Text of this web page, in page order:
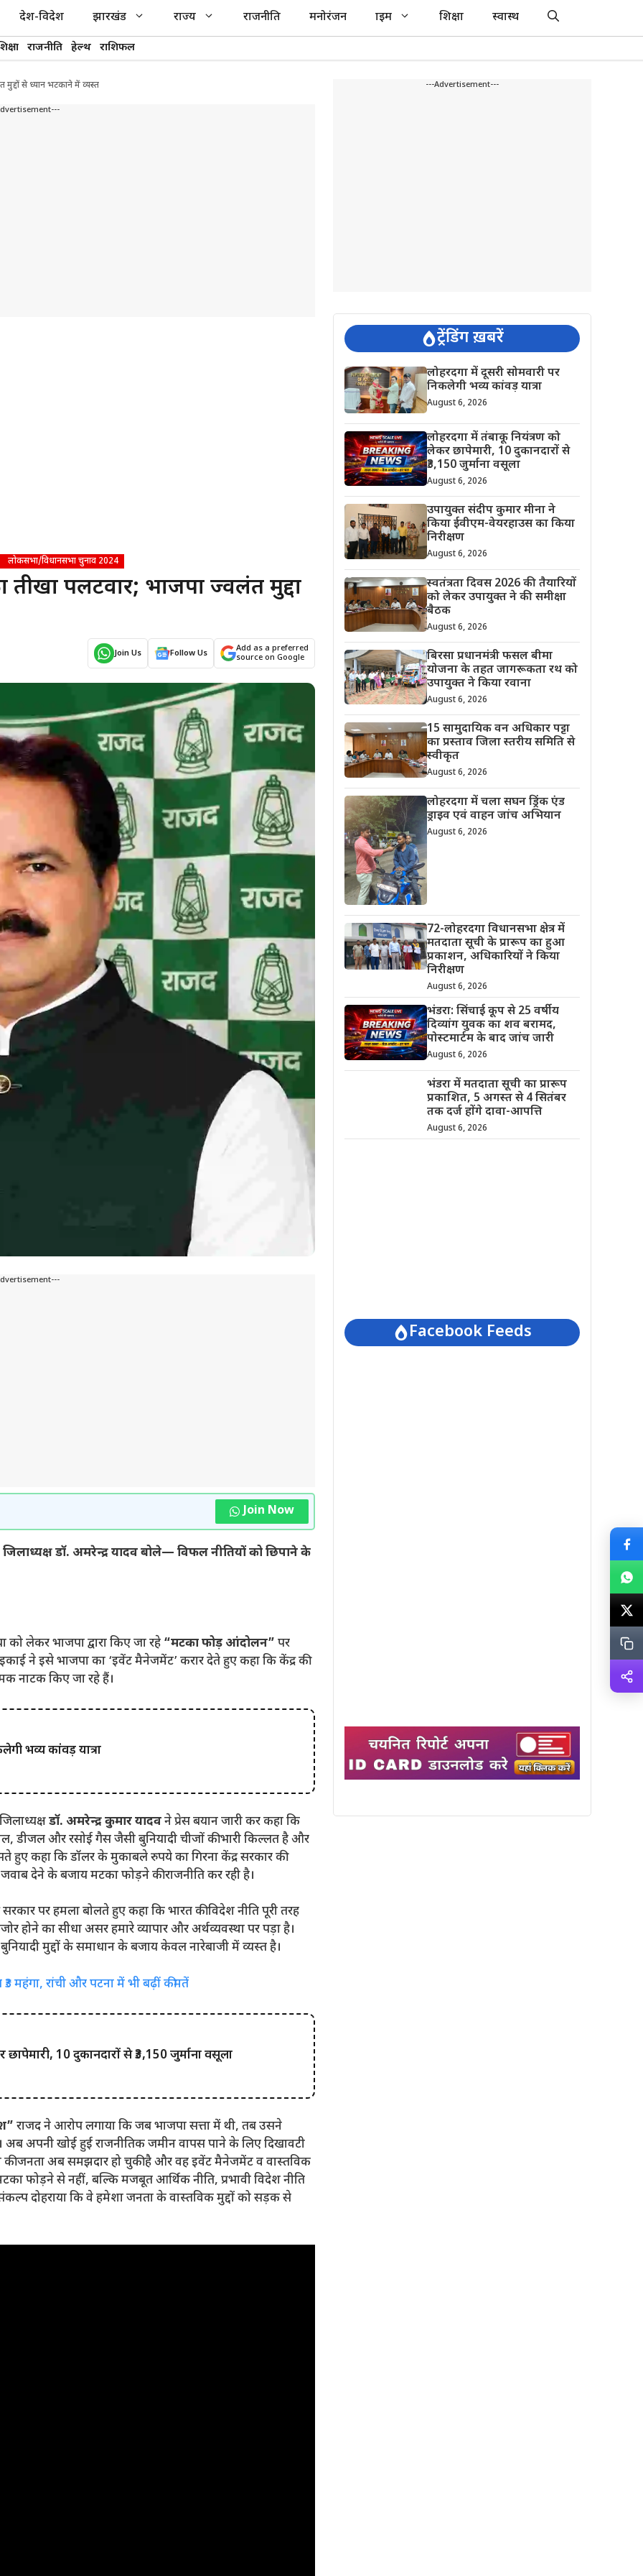
देश-विदेश झारखंड राज्य राजनीति मनोरंजन क्राइम शिक्षा स्वास्थ
राजनीति हेल्थ राशिफल
से ध्यान भटकाने में व्यस्त
लोकसभा/विधानसभा चुनाव 2024
पलटवार; भाजपा ज्वलंत मुद्दों
Join Us Follow Us
Add as a preferred
source on Google
Join Now
डॉ. अमरेन्द्र यादव बोले— विफल नीतियों को छिपाने के
लेकर भाजपा द्वारा किए जा रहे “मटका फोड़ आंदोलन” पर
इकाई ने इसे भाजपा का ‘इवेंट मैनेजमेंट’ करार देते हुए कहा कि केंद्र की
नाटक किए जा रहे हैं।
भव्य कांवड़ यात्रा
डॉ. अमरेन्द्र कुमार यादवने प्रेस बयान जारी कर कहा कि
डीजल और रसोई गैस जैसी बुनियादी चीजों की भारी किल्लत है और
हुए कहा कि डॉलर के मुकाबले रुपये का गिरना केंद्र सरकार की
देने के बजाय मटका फोड़ने की राजनीति कर रही है।
पर हमला बोलते हुए कहा कि भारत की विदेश नीति पूरी तरह
होने का सीधा असर हमारे व्यापार और अर्थव्यवस्था पर पड़ा है।
मुद्दों के समाधान के बजाय केवल नारेबाजी में व्यस्त है।
महंगा, रांची और पटना में भी बढ़ीं कीमतें
10 दुकानदारों से ₹3,150 जुर्माना वसूला
राजद ने आरोप लगाया कि जब भाजपा सत्ता में थी, तब उसने
अब अपनी खोई हुई राजनीतिक जमीन वापस पाने के लिए दिखावटी
की जनता अब समझदार हो चुकी है और वह इवेंट मैनेजमेंट व वास्तविक
फोड़ने से नहीं, बल्कि मजबूत आर्थिक नीति, प्रभावी विदेश नीति
दोहराया कि वे हमेशा जनता के वास्तविक मुद्दों को सड़क से
---Advertisement---
ट्रेंडिंग ख़बरें
लोहरदगा में दूसरी सोमवारी पर
निकलेगी भव्य कांवड़ यात्रा
August 6, 2026
लोहरदगा में तंबाकू नियंत्रण को
लेकर छापेमारी, 10 दुकानदारों से
₹3,150 जुर्माना वसूला
August 6, 2026
उपायुक्त संदीप कुमार मीना ने
किया ईवीएम-वेयरहाउस का किया
निरीक्षण
August 6, 2026
स्वतंत्रता दिवस 2026 की तैयारियों
को लेकर उपायुक्त ने की समीक्षा
बैठक
August 6, 2026
बिरसा प्रधानमंत्री फसल बीमा
योजना के तहत जागरूकता रथ को
उपायुक्त ने किया रवाना
August 6, 2026
15 सामुदायिक वन अधिकार पट्टा
का प्रस्ताव जिला स्तरीय समिति से
स्वीकृत
August 6, 2026
लोहरदगा में चला सघन ड्रिंक एंड
ड्राइव एवं वाहन जांच अभियान
August 6, 2026
72-लोहरदगा विधानसभा क्षेत्र में
मतदाता सूची के प्रारूप का हुआ
प्रकाशन, अधिकारियों ने किया
निरीक्षण
August 6, 2026
भंडरा: सिंचाई कूप से 25 वर्षीय
दिव्यांग युवक का शव बरामद,
पोस्टमार्टम के बाद जांच जारी
August 6, 2026
भंडरा में मतदाता सूची का प्रारूप
प्रकाशित, 5 अगस्त से 4 सितंबर
तक दर्ज होंगे दावा-आपत्ति
August 6, 2026
Facebook Feeds